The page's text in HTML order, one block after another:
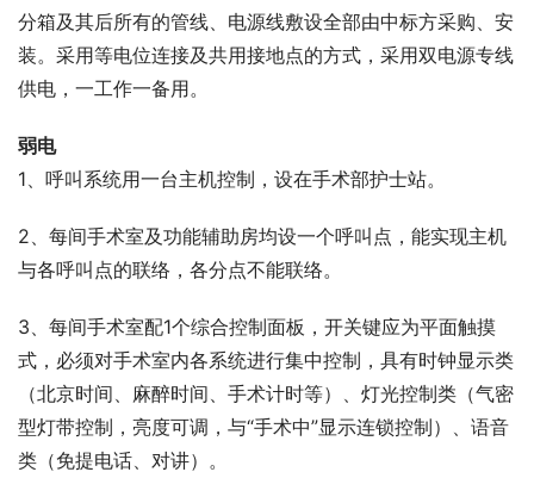
分箱及其后所有的管线、电源线敷设全部由中标方采购、安
装。采用等电位连接及共用接地点的方式，采用双电源专线
供电，一工作一备用。
弱电
1、呼叫系统用一台主机控制，设在手术部护士站。
2、每间手术室及功能辅助房均设一个呼叫点，能实现主机
与各呼叫点的联络，各分点不能联络。
3、每间手术室配1个综合控制面板，开关键应为平面触摸
式，必须对手术室内各系统进行集中控制，具有时钟显示类
（北京时间、麻醉时间、手术计时等）、灯光控制类（气密
型灯带控制，亮度可调，与“手术中”显示连锁控制）、语音
类（免提电话、对讲）。